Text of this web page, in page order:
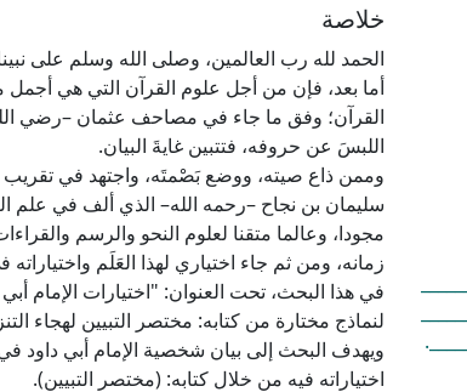
خلاصة
أما بعد، فإن من أجل علوم القرآن التي هي
القرآن؛ وفق ما جاء في مصاحف عثمان –رضي
وممن ذاع صيته، ووضع بَصْمتَه، واجتهد في تقريب
سليمان بن نجاح –رحمه الله– الذي ألف في علم
مجودا، وعالما متقنا لعلوم النحو والرسم
زمانه، ومن ثم جاء اختياري لهذا العَلَم
في هذا البحث، تحت العنوان: "اختيارات الإمام
ويهدف البحث إلى بيان شخصية الإمام أبي داود